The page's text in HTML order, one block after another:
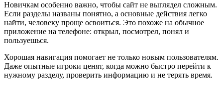
Новичкам особенно важно, чтобы сайт не выглядел сложным.
Если разделы названы понятно, а основные действия легко
найти, человеку проще освоиться. Это похоже на обычное
приложение на телефоне: открыл, посмотрел, понял и
пользуешься.
Хорошая навигация помогает не только новым пользователям.
Даже опытные игроки ценят, когда можно быстро перейти к
нужному разделу, проверить информацию и не терять время.